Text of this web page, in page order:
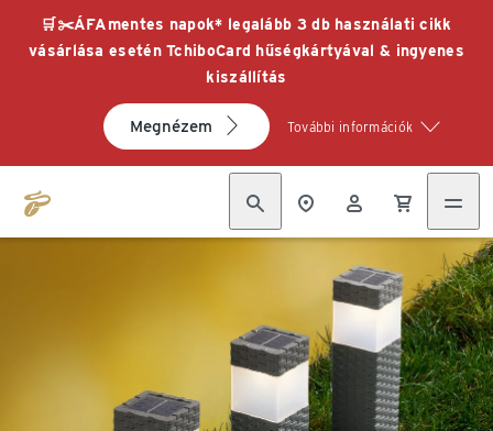
🛒✂️ÁFAmentes napok* legalább 3 db használati cikk
vásárlása esetén TchiboCard hűségkártyával & ingyenes
kiszállítás
Megnézem További információk